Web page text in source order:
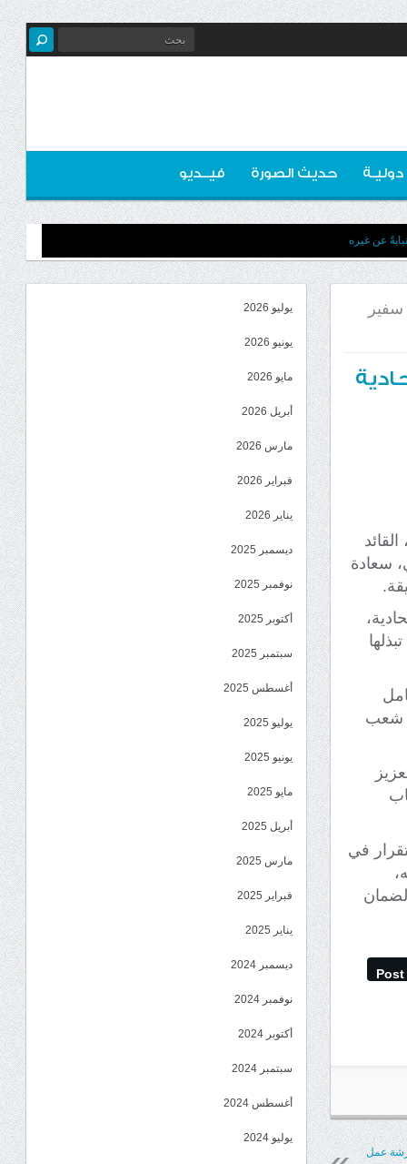
دوليـة حديث الصورة فيــديو
عن غيره
سفير
سعادة
شعب
في
Post
ورشة عمل
يوليو 2026
يونيو 2026
مايو 2026
أبريل 2026
مارس 2026
فبراير 2026
يناير 2026
ديسمبر 2025
نوفمبر 2025
أكتوبر 2025
سبتمبر 2025
أغسطس 2025
يوليو 2025
يونيو 2025
مايو 2025
أبريل 2025
مارس 2025
فبراير 2025
يناير 2025
ديسمبر 2024
نوفمبر 2024
أكتوبر 2024
سبتمبر 2024
أغسطس 2024
يوليو 2024